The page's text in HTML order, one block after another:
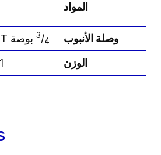
المواد
وصلة الأنبوب 3/4
بوصة BSPT أو NPT أو BSP أنثى
الوزن
1.1